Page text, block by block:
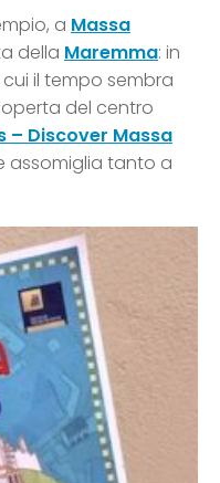
a Massa
della Maremma: in
cui il tempo sembra
del centro
– Discover Massa
assomiglia tanto a